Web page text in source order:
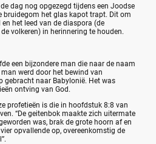
dag nog opgezegd tijdens een Joodse
het glas kapot trapt. Dit om
het leed van de diaspora (de
volkeren) in herinnering te houden.
een bijzondere man die naar de naam
werd door het bewind van
gebracht naar Babylonië. Het was
ontving van God.
profetieën is die in hoofdstuk 8:8 van
“De geitenbok maakte zich uitermate
was, brak de grote hoorn af en
opvallende op, overeenkomstig de